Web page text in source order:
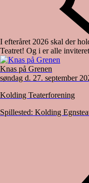
I efteråret 2026 skal der
Teatret! Og i er alle
Knas på Grenen
søndag d. 27. september
Kolding Teaterforening
Spillested: Kolding